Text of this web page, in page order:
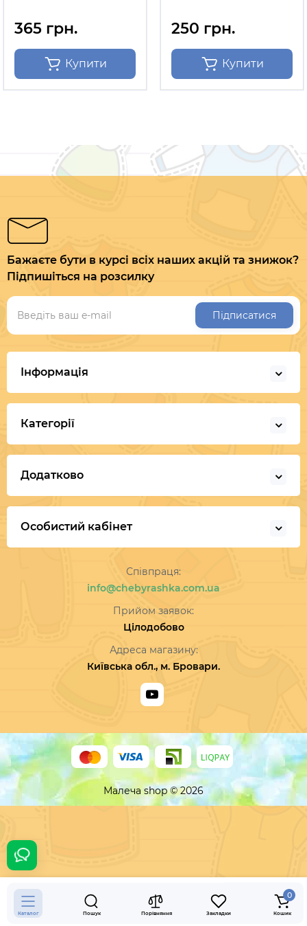
Каталог Пошук Порівняння Закладки
0
Кошик
365 грн.
Купити
250 грн.
Купити
250 грн. Купити
Бажаєте бути в курсі всіх наших акцій та знижок?
Підпишіться на розсилку
Підписатися
Інформація
Категорії
Додатково
Особистий кабінет
Співпраця:
info@chebyrashka.com.ua
Прийом заявок:
Цілодобово
Адреса магазину:
Київська обл., м. Бровари.
Малеча shop © 2026